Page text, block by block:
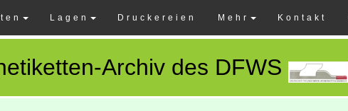
Lagen Druckereien Mehr Kontakt
Archiv des DFWS